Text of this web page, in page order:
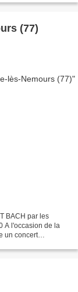
(77)
BACH par les
A l'occasion de la
un concert